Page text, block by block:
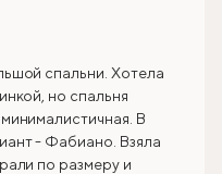
спальни. Хотела
но спальня
В
- Фабиано. Взяла
по размеру и